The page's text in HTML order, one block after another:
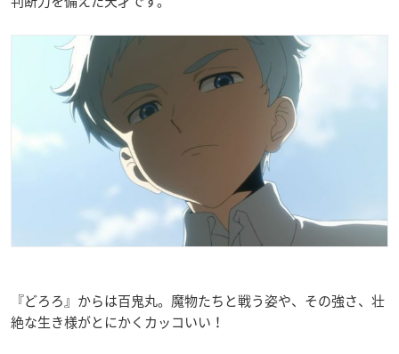
『どろろ』からは百鬼丸。魔物たちと戦う姿や、その強さ、壮
絶な生き様がとにかくカッコいい！